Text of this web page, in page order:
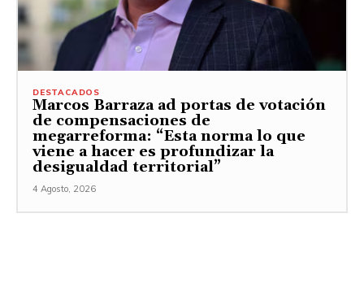
DESTACADOS
Marcos Barraza ad portas de votación
de compensaciones de
megarreforma: “Esta norma lo que
viene a hacer es profundizar la
desigualdad territorial”
4 Agosto, 2026